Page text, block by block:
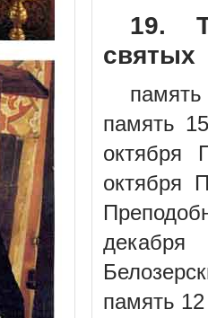
19.
святых
память
октября
октября
память